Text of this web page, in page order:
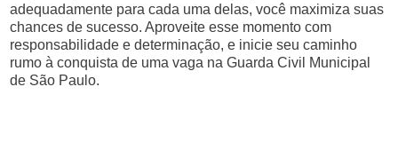
adequadamente para cada uma delas, você maximiza suas
chances de sucesso. Aproveite esse momento com
responsabilidade e determinação, e inicie seu caminho
rumo à conquista de uma vaga na Guarda Civil Municipal
de São Paulo.